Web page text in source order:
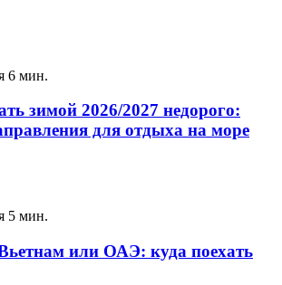
6 мин.
зимой 2026/2027 недорого:
для отдыха на море
5 мин.
или ОАЭ: куда поехать